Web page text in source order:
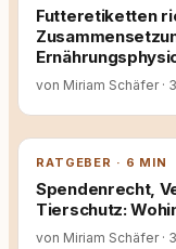
Futteretiketten
von Miriam Schäfer ·
RATGEBER · 6 MIN
Spendenrecht,
Tierschutz:
von Miriam Schäfer ·